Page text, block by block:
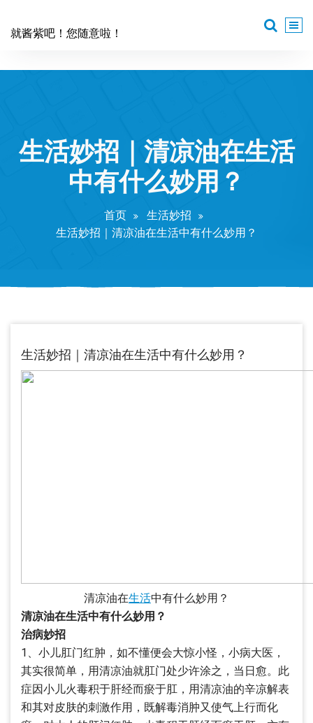
就酱紫吧！您随意啦！
生活妙招｜清凉油在生活
中有什么妙用？
首页
生活妙招
生活妙招｜清凉油在生活中有什么妙用？
生活妙招｜清凉油在生活中有什么妙用？
清凉油在生活中有什么妙用？
清凉油在生活中有什么妙用？
治病妙招
1、小儿肛门红肿，如不懂便会大惊小怪，小病大医，
其实很简单，用清凉油就肛门处少许涂之，当日愈。此
症因小儿火毒积于肝经而瘀于肛，用清凉油的辛凉解表
和其对皮肤的刺激作用，既解毒消肿又使气上行而化